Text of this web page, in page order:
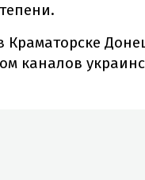
Краматорске
каналов